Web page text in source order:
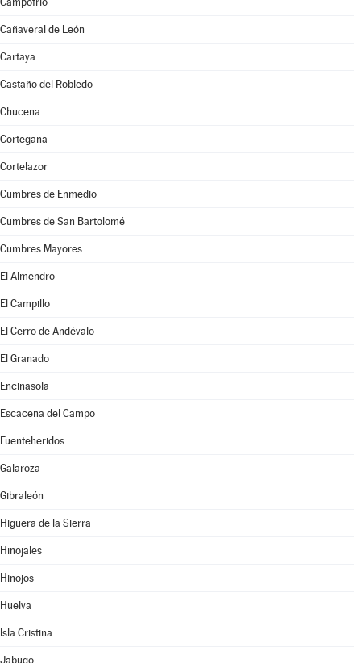
Cañaveral de León
Cartaya
Castaño del Robledo
Chucena
Cortegana
Cortelazor
Cumbres de Enmedio
Cumbres de San Bartolomé
Cumbres Mayores
El Almendro
El Campillo
El Cerro de Andévalo
El Granado
Encinasola
Escacena del Campo
Fuenteheridos
Galaroza
Gibraleón
Higuera de la Sierra
Hinojales
Hinojos
Huelva
Isla Cristina
Jabugo